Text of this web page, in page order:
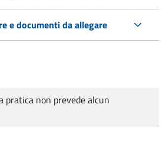
e documenti da allegare
pratica non prevede alcun